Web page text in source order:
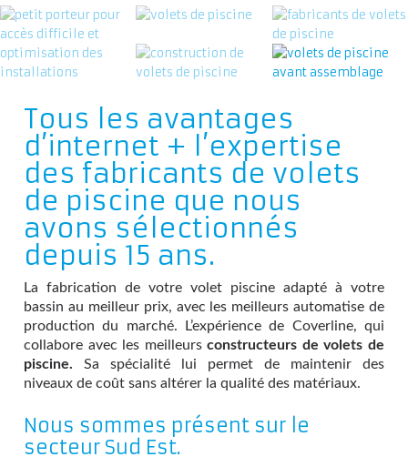
Tous les avantages
d’internet + l’expertise
des fabricants de volets
de piscine que nous
avons sélectionnés
depuis 15 ans.
La fabrication de votre volet piscine adapté à votre
bassin au meilleur prix, avec les meilleurs automatise de
production du marché. L’expérience de Coverline, qui
collabore avec les meilleursconstructeurs de volets de
piscine. Sa spécialité lui permet de maintenir des
niveaux de coût sans altérer la qualité des matériaux.
Nous sommes présent sur le
secteur Sud Est.